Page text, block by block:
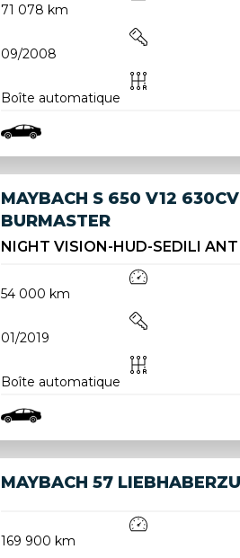
71 078 km
09/2008
Boîte automatique
MAYBACH S 650 V12
BURMASTER
NIGHT VISION-HUD-SEDILI ANT
54 000 km
01/2019
Boîte automatique
MAYBACH 57
169 900 km